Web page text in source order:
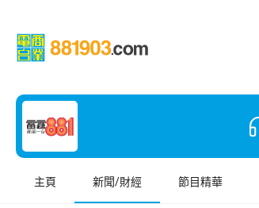
主頁 新聞/財經 節目精華